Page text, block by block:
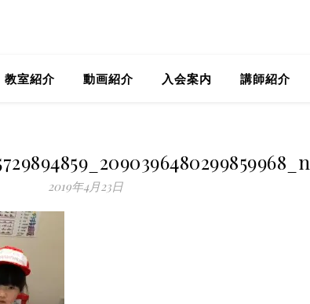
教室紹介 動画紹介 入会案内 講師紹介
2019年4月23日